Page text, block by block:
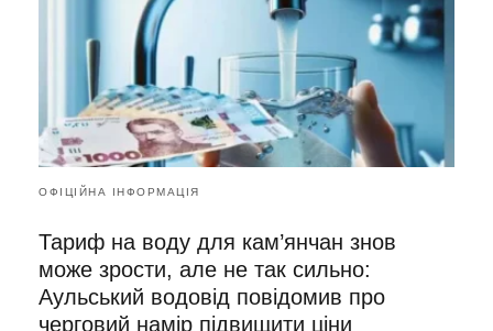
ОФІЦІЙНА ІНФОРМАЦІЯ
Тариф на воду для кам’янчан знов
може зрости, але не так сильно:
Аульський водовід повідомив про
черговий намір підвищити ціни